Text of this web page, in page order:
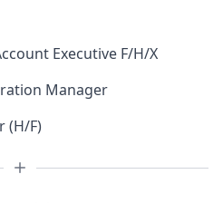
Executive F/H/X
Manager
(H/F)